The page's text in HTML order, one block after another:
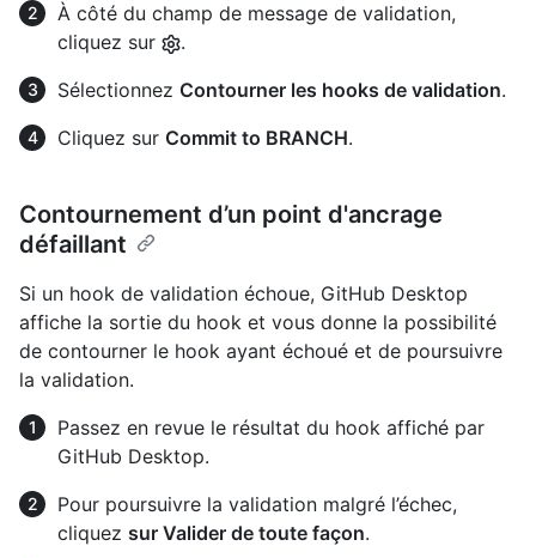
À côté du champ de message de validation,
cliquez sur
.
Sélectionnez Contourner les hooks de validation.
Cliquez sur Commit to BRANCH.
Contournement d’un point d'ancrage
défaillant
Si un hook de validation échoue, GitHub Desktop
affiche la sortie du hook et vous donne la possibilité
de contourner le hook ayant échoué et de poursuivre
la validation.
Passez en revue le résultat du hook affiché par
GitHub Desktop.
Pour poursuivre la validation malgré l’échec,
cliquez sur Valider de toute façon.